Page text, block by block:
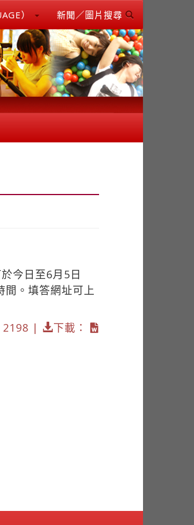
） 新聞／圖片搜尋
今日至6月5日
間。填答網址可上
2198 | 下載：